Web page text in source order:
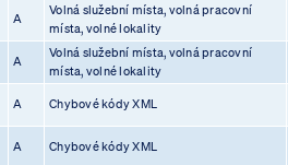
A
Volná služební místa, volná pracovní
místa, volné lokality
A
Volná služební místa, volná pracovní
místa, volné lokality
A Chybové kódy XML
A Chybové kódy XML